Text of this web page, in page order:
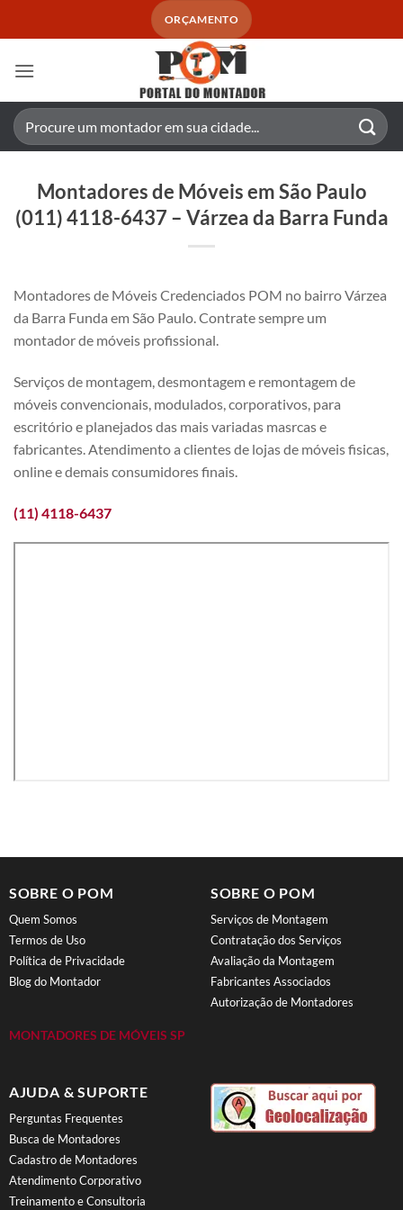
ORÇAMENTO
Pesquisar
por:
Montadores de Móveis em São Paulo
(011) 4118-6437 – Várzea da Barra Funda
Montadores de Móveis Credenciados POM no bairro Várzea
da Barra Funda em São Paulo. Contrate sempre um
montador de móveis profissional.
Serviços de montagem, desmontagem e remontagem de
móveis convencionais, modulados, corporativos, para
escritório e planejados das mais variadas masrcas e
fabricantes. Atendimento a clientes de lojas de móveis fisicas,
online e demais consumidores finais.
(11) 4118-6437
SOBRE O POM
Quem Somos
Termos de Uso
Política de Privacidade
Blog do Montador
MONTADORES DE MÓVEIS SP
SOBRE O POM
Serviços de Montagem
Contratação dos Serviços
Avaliação da Montagem
Fabricantes Associados
Autorização de Montadores
AJUDA & SUPORTE
Perguntas Frequentes
Busca de Montadores
Cadastro de Montadores
Atendimento Corporativo
Treinamento e Consultoria